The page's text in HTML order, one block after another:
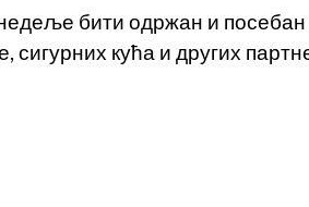
бити одржан и посебан
сигурних кућа и других